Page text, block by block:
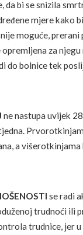
da bi se snizila
mjere kako
moguće, prerani
za njegu
do bolnice tek
ne nastupa uvijek
a
se radi
trudnoći ili
trudnice, jer